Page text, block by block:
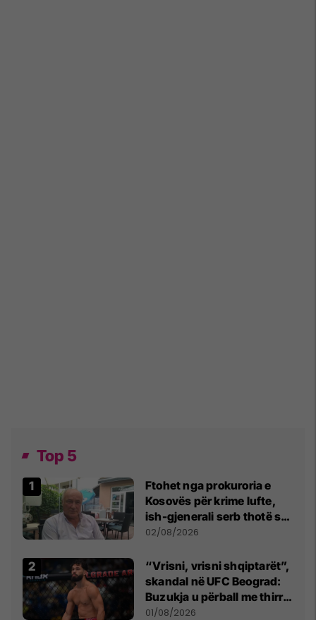
Top 5
Ftohet nga prokuroria e
Kosovës për krime lufte,
ish-gjenerali serb thotë se
dikush e tradhtoi në
02/08/2026
“Vrisni, vrisni shqiptarët”,
skandal në UFC Beograd:
Buzukja u përball me thirrje
anti-shqiptare nga
01/08/2026